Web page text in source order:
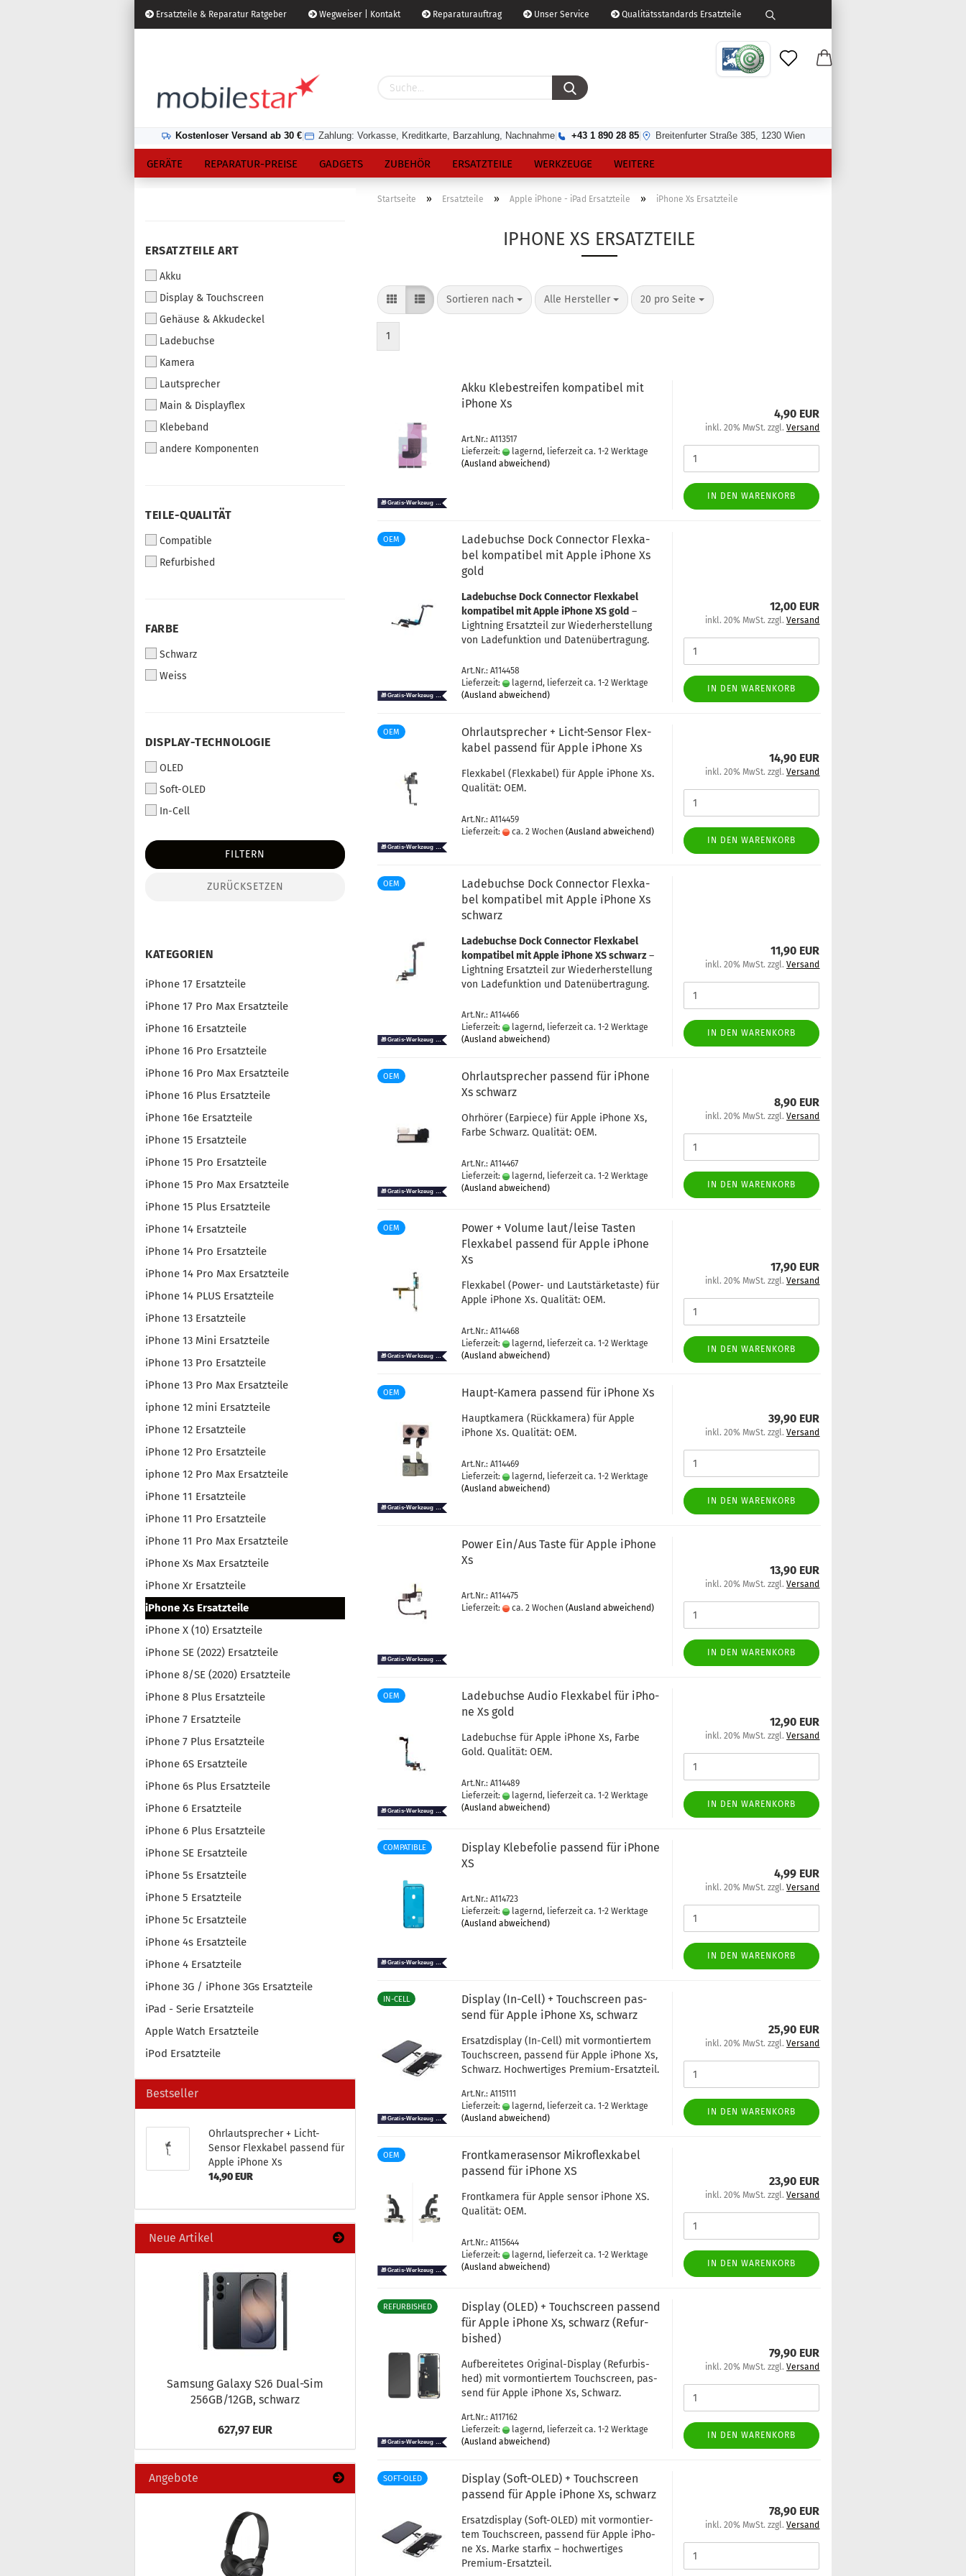
Ersatzteile & Reparatur Ratgeber Wegweiser | Kontakt Reparaturauftrag Unser Service Qualitätsstandards Ersatzteile
Passwort vergessen?
Kostenloser Versand ab 30 € Zahlung: Vorkasse, Kreditkarte, Barzahlung, Nachnahme +43 1 890 28 85 Breitenfurter Straße 385, 1230 Wien
GERÄTE REPARATUR-PREISE GADGETS ZUBEHÖR ERSATZTEILE WERKZEUGE WEITERE
Startseite » Ersatzteile » Apple iPhone - iPad Ersatzteile » iPhone Xs Ersatzteile
IPHONE XS ERSATZTEILE
Sortieren nach Alle Hersteller 20 pro Seite
1
Akku Kle­be­strei­fen kom­pa­ti­bel mit
iPho­ne Xs
Art.Nr.: A113517
Lieferzeit:
lagernd, lieferzeit ca. 1-2 Werktage
(Ausland abweichend)
4,90 EUR
inkl. 20% MwSt. zzgl.Versand
IN DEN WARENKORB
OEM
La­de­buch­se Dock Con­nec­tor Flex­ka­
bel kom­pa­ti­bel mit Apple iPho­ne Xs
gold
La­de­buch­se Dock Con­nec­tor Flex­ka­bel
kom­pa­ti­bel mit Apple iPho­ne XS gold –
Light­ning Er­satz­teil zur Wie­der­her­stel­lung
von La­de­funk­ti­on und Da­ten­über­tra­gung.
Art.Nr.: A114458
Lieferzeit:
lagernd, lieferzeit ca. 1-2 Werktage
(Ausland abweichend)
12,00 EUR
inkl. 20% MwSt. zzgl.Versand
IN DEN WARENKORB
OEM
Ohr­laut­spre­cher + Licht-​​Sen­sor Flex­
ka­bel pas­send für Apple iPho­ne Xs
Flex­ka­bel (Flex­ka­bel) für Apple iPho­ne Xs.
Qua­li­tät: OEM.
Art.Nr.: A114459
Lieferzeit:
ca. 2 Wochen (Ausland abweichend)
14,90 EUR
inkl. 20% MwSt. zzgl.Versand
IN DEN WARENKORB
OEM
La­de­buch­se Dock Con­nec­tor Flex­ka­
bel kom­pa­ti­bel mit Apple iPho­ne Xs
schwarz
La­de­buch­se Dock Con­nec­tor Flex­ka­bel
kom­pa­ti­bel mit Apple iPho­ne XS schwarz –
Light­ning Er­satz­teil zur Wie­der­her­stel­lung
von La­de­funk­ti­on und Da­ten­über­tra­gung.
Art.Nr.: A114466
Lieferzeit:
lagernd, lieferzeit ca. 1-2 Werktage
(Ausland abweichend)
11,90 EUR
inkl. 20% MwSt. zzgl.Versand
IN DEN WARENKORB
OEM
Ohr­laut­spre­cher pas­send für iPho­ne
Xs schwarz
Ohr­hö­rer (Ear­pie­ce) für Apple iPho­ne Xs,
Farbe Schwarz. Qua­li­tät: OEM.
Art.Nr.: A114467
Lieferzeit:
lagernd, lieferzeit ca. 1-2 Werktage
(Ausland abweichend)
8,90 EUR
inkl. 20% MwSt. zzgl.Versand
IN DEN WARENKORB
OEM
Power + Vo­lu­me laut/leise Tas­ten
Flex­ka­bel pas­send für Apple iPho­ne
Xs
Flex­ka­bel (Power-​ und Laut­stär­ke­tas­te) für
Apple iPho­ne Xs. Qua­li­tät: OEM.
Art.Nr.: A114468
Lieferzeit:
lagernd, lieferzeit ca. 1-2 Werktage
(Ausland abweichend)
17,90 EUR
inkl. 20% MwSt. zzgl.Versand
IN DEN WARENKORB
OEM Haupt-​​Ka­me­ra pas­send für iPho­ne Xs
Haupt­ka­me­ra (Rück­ka­me­ra) für Apple
iPho­ne Xs. Qua­li­tät: OEM.
Art.Nr.: A114469
Lieferzeit:
lagernd, lieferzeit ca. 1-2 Werktage
(Ausland abweichend)
39,90 EUR
inkl. 20% MwSt. zzgl.Versand
IN DEN WARENKORB
Power Ein/Aus Taste für Apple iPho­ne
Xs
Art.Nr.: A114475
Lieferzeit:
ca. 2 Wochen (Ausland abweichend)
13,90 EUR
inkl. 20% MwSt. zzgl.Versand
IN DEN WARENKORB
OEM
La­de­buch­se Audio Flex­ka­bel für iPho­
ne Xs gold
La­de­buch­se für Apple iPho­ne Xs, Farbe
Gold. Qua­li­tät: OEM.
Art.Nr.: A114489
Lieferzeit:
lagernd, lieferzeit ca. 1-2 Werktage
(Ausland abweichend)
12,90 EUR
inkl. 20% MwSt. zzgl.Versand
IN DEN WARENKORB
COMPATIBLE
Dis­play Kle­be­fo­lie pas­send für iPho­ne
XS
Art.Nr.: A114723
Lieferzeit:
lagernd, lieferzeit ca. 1-2 Werktage
(Ausland abweichend)
4,99 EUR
inkl. 20% MwSt. zzgl.Versand
IN DEN WARENKORB
IN-CELL
Dis­play (In-​Cell) + Touch­screen pas­
send für Apple iPho­ne Xs, schwarz
Er­satz­dis­play (In-​Cell) mit vor­mon­tier­tem
Touch­screen, pas­send für Apple iPho­ne Xs,
Schwarz. Hoch­wer­ti­ges Premium-​Ersatzteil.
Art.Nr.: A115111
Lieferzeit:
lagernd, lieferzeit ca. 1-2 Werktage
(Ausland abweichend)
25,90 EUR
inkl. 20% MwSt. zzgl.Versand
IN DEN WARENKORB
OEM
Front­ka­me­ra­sen­sor Mi­kro­flex­ka­bel
pas­send für iPho­ne XS
Front­ka­me­ra für Apple sen­sor iPho­ne XS.
Qua­li­tät: OEM.
Art.Nr.: A115644
Lieferzeit:
lagernd, lieferzeit ca. 1-2 Werktage
(Ausland abweichend)
23,90 EUR
inkl. 20% MwSt. zzgl.Versand
IN DEN WARENKORB
REFURBISHED
Dis­play (OLED) + Touch­screen pas­send
für Apple iPho­ne Xs, schwarz (Re­fur­
bis­hed)
Auf­be­rei­te­tes Original-​Display (Re­fur­bis­
hed) mit vor­mon­tier­tem Touch­screen, pas­
send für Apple iPho­ne Xs, Schwarz.
Art.Nr.: A117162
Lieferzeit:
lagernd, lieferzeit ca. 1-2 Werktage
(Ausland abweichend)
79,90 EUR
inkl. 20% MwSt. zzgl.Versand
IN DEN WARENKORB
SOFT-OLED
Dis­play (Soft-​OLED) + Touch­screen
pas­send für Apple iPho­ne Xs, schwarz
Er­satz­dis­play (Soft-​OLED) mit vor­mon­tier­
tem Touch­screen, pas­send für Apple iPho­
ne Xs. Marke star­fix – hoch­wer­ti­ges
Premium-​Ersatzteil.
78,90 EUR
inkl. 20% MwSt. zzgl.Versand
ERSATZTEILE ART
Akku
Display & Touchscreen
Gehäuse & Akkudeckel
Ladebuchse
Kamera
Lautsprecher
Main & Displayflex
Klebeband
andere Komponenten
TEILE-QUALITÄT
Compatible
Refurbished
FARBE
Schwarz
Weiss
DISPLAY-TECHNOLOGIE
OLED
Soft-OLED
In-Cell
FILTERN
ZURÜCKSETZEN
KATEGORIEN
iPhone 17 Ersatzteile
iPhone 17 Pro Max Ersatzteile
iPhone 16 Ersatzteile
iPhone 16 Pro Ersatzteile
iPhone 16 Pro Max Ersatzteile
iPhone 16 Plus Ersatzteile
iPhone 16e Ersatzteile
iPhone 15 Ersatzteile
iPhone 15 Pro Ersatzteile
iPhone 15 Pro Max Ersatzteile
iPhone 15 Plus Ersatzteile
iPhone 14 Ersatzteile
iPhone 14 Pro Ersatzteile
iPhone 14 Pro Max Ersatzteile
iPhone 14 PLUS Ersatzteile
iPhone 13 Ersatzteile
iPhone 13 Mini Ersatzteile
iPhone 13 Pro Ersatzteile
iPhone 13 Pro Max Ersatzteile
iphone 12 mini Ersatzteile
iPhone 12 Ersatzteile
iPhone 12 Pro Ersatzteile
iphone 12 Pro Max Ersatzteile
iPhone 11 Ersatzteile
iPhone 11 Pro Ersatzteile
iPhone 11 Pro Max Ersatzteile
iPhone Xs Max Ersatzteile
iPhone Xr Ersatzteile
iPhone Xs Ersatzteile
iPhone X (10) Ersatzteile
iPhone SE (2022) Ersatzteile
iPhone 8/SE (2020) Ersatzteile
iPhone 8 Plus Ersatzteile
iPhone 7 Ersatzteile
iPhone 7 Plus Ersatzteile
iPhone 6S Ersatzteile
iPhone 6s Plus Ersatzteile
iPhone 6 Ersatzteile
iPhone 6 Plus Ersatzteile
iPhone SE Ersatzteile
iPhone 5s Ersatzteile
iPhone 5 Ersatzteile
iPhone 5c Ersatzteile
iPhone 4s Ersatzteile
iPhone 4 Ersatzteile
iPhone 3G / iPhone 3Gs Ersatzteile
iPad - Serie Ersatzteile
Apple Watch Ersatzteile
iPod Ersatzteile
Bestseller
Ohr­laut­spre­cher + Licht-​
Sensor Flex­ka­bel pas­send für
Apple iPho­ne Xs
14,90 EUR
Neue Artikel
Sam­sung Ga­la­xy S26 Dual-​Sim
256GB/12GB, schwarz
627,97 EUR
Angebote